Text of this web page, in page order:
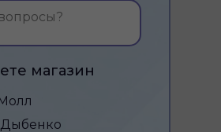
магазин